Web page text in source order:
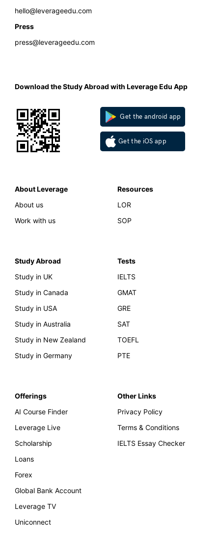
hello@leverageedu.com
Press
press@leverageedu.com
Download the Study Abroad with Leverage Edu App
Get the android app
Get the iOS app
About Leverage
About us
Work with us
Resources
LOR
SOP
Study Abroad
Study in UK
Study in Canada
Study in USA
Study in Australia
Study in New Zealand
Study in Germany
Tests
IELTS
GMAT
GRE
SAT
TOEFL
PTE
Offerings
AI Course Finder
Leverage Live
Scholarship
Loans
Forex
Global Bank Account
Leverage TV
Uniconnect
Other Links
Privacy Policy
Terms & Conditions
IELTS Essay Checker